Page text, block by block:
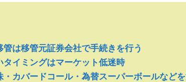
は移管元証券会社で手続きを行う
イミングはマーケット低迷時
カバードコール・為替スーパーボールなどを